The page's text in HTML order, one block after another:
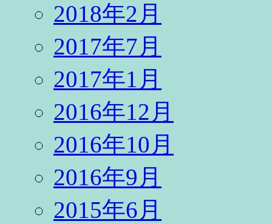
2018年2月
2017年7月
2017年1月
2016年12月
2016年10月
2016年9月
2015年6月